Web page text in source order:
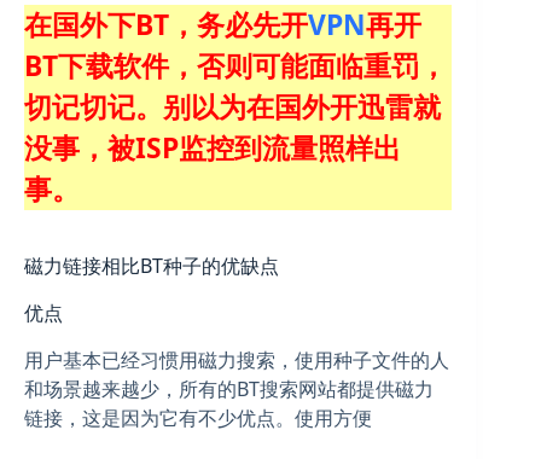
在国外下BT，务必先开VPN再开
BT下载软件，否则可能面临重罚，
切记切记。别以为在国外开迅雷就
没事，被ISP监控到流量照样出
事。
磁力链接相比BT种子的优缺点
优点
用户基本已经习惯用磁力搜索，使用种子文件的人
和场景越来越少，所有的BT搜索网站都提供磁力
链接，这是因为它有不少优点。使用方便